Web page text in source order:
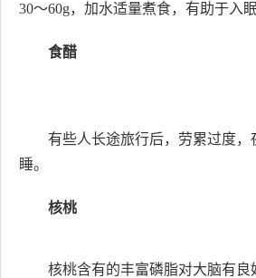
30～60g，加水适量煮食，有助于入眠
食醋
有些人长途旅行后，劳累过度
睡。
核桃
核桃含有的丰富磷脂对大脑有